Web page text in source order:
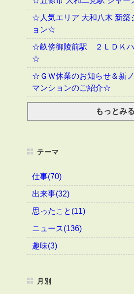
☆人気エリア 大和八木 新築
ョン☆
☆畝傍御陵前駅 ２ＬＤＫ
☆
☆ＧＷ休業のお知らせ＆新
マンションのご紹介☆
もっとみる
テーマ
仕事(70)
出来事(32)
思ったこと(11)
ニュース(136)
趣味(3)
月別